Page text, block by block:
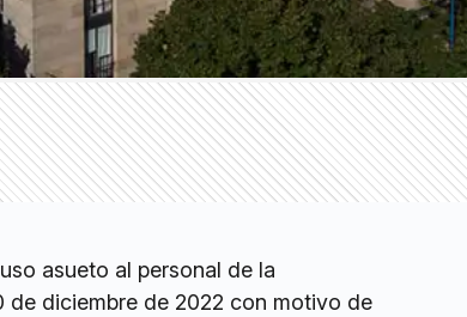
asueto al personal de la
diciembre de 2022 con motivo de